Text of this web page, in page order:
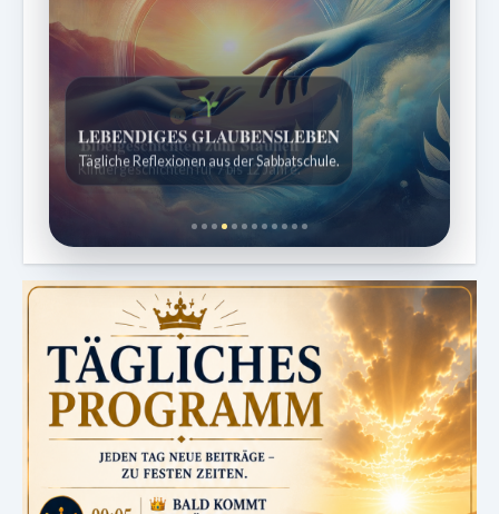
Bibelgeschichten zum Staunen
Kindergeschichten für 7 bis 12 Jahre.